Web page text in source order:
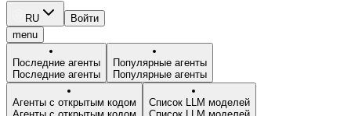
RU
Войти
menu
Последние агенты
Последние агенты
Популярные агенты
Популярные агенты
Агенты с открытым кодом
Список LLM моделей